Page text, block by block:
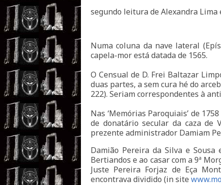
segundo leitura de Alexandra Lima
Numa coluna da nave lateral
capela-mor está datada de 1565.
O Censual de D. Frei Baltazar
duas partes, a sem cura hé do
222). Seriam correspondentes à
Nas ‘Memórias Paroquiais’ de
de donatário secular da caza de
prezente administrador Damiam
Damião Pereira da Silva e
Bertiandos e ao casar com a 9ª
Juste Pereira Forjaz de Eça
encontrava dividido (in site